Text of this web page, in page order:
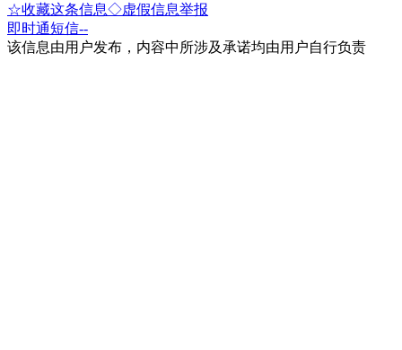
☆收藏这条信息◇虚假信息举报
即时通短信--
该信息由用户发布，内容中所涉及承诺均由用户自行负责